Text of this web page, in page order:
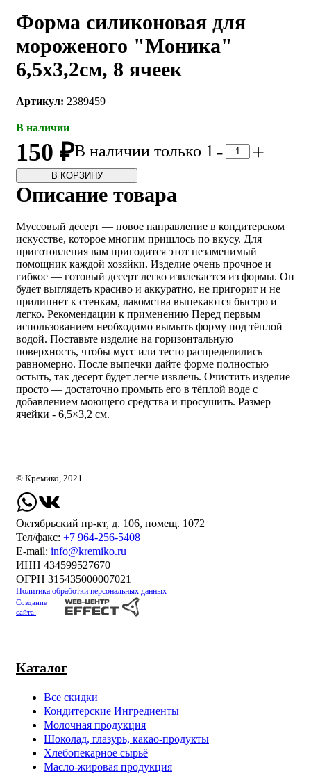
Форма силиконовая для
мороженого "Моника"
6,5х3,2см, 8 ячеек
Артикул: 2389459
В наличии
150 ₽В наличии только 1- +
В КОРЗИНУ
Описание товара
Муссовый десерт — новое направление в кондитерском
искусстве, которое многим пришлось по вкусу. Для
приготовления вам пригодится этот незаменимый
помощник каждой хозяйки. Изделие очень прочное и
гибкое — готовый десерт легко извлекается из формы. Он
будет выглядеть красиво и аккуратно, не пригорит и не
прилипнет к стенкам, лакомства выпекаются быстро и
легко. Рекомендации к применению Перед первым
использованием необходимо вымыть форму под тёплой
водой. Поставьте изделие на горизонтальную
поверхность, чтобы мусс или тесто распределились
равномерно. После выпечки дайте форме полностью
остыть, так десерт будет легче извлечь. Очистить изделие
просто — достаточно промыть его в тёплой воде с
добавлением моющего средства и просушить. Размер
ячейки - 6,5×3,2 см.
Каталог
Все скидки
Кондитерские Ингредиенты
Молочная продукция
Шоколад, глазурь, какао-продукты
Хлебопекарное сырьё
Масло-жировая продукция
© Кремико, 2021
Октябрьский пр-кт, д. 106, помещ. 1072
Тел/факс: +7 964-256-5408
Е-mail: info@kremiko.ru
ИНН 434599527670
ОГРН 315435000007021
Политика обработки персональных данных
Создание
сайта: